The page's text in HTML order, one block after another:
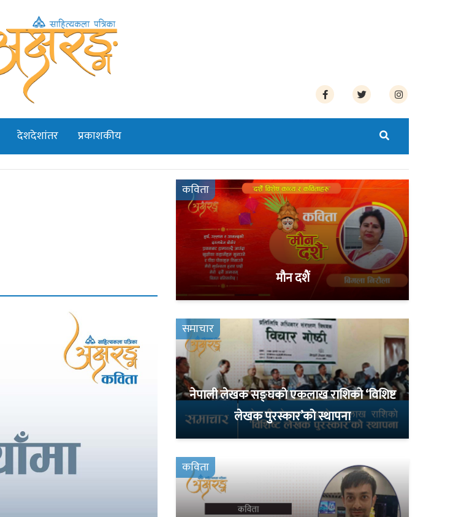
देशदेशांतर प्रकाशकीय
कविता
मौन दशैं
समाचार
नेपाली लेखक सङ्घको एकलाख राशिको ‘विशिष्ट
लेखक पुरस्कार’को स्थापना
कविता